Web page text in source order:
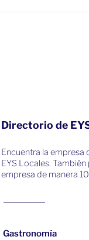
Directorio de
Encuentra la empresa
EYS Locales.
empresa de manera
Gastronomía